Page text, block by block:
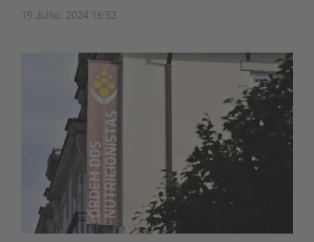
19 Julho, 2024 16:53